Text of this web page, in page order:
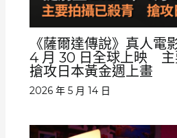
《薩爾達傳說》真人電
4 月 30 日全球上映
搶攻日本黃金週上畫
2026 年 5 月 14 日